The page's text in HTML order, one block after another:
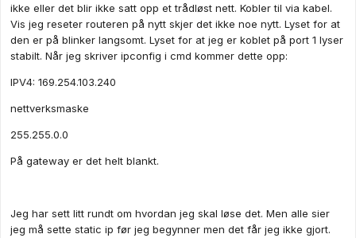
ikke eller det blir ikke satt opp et trådløst nett. Kobler til via kabel.
Vis jeg reseter routeren på nytt skjer det ikke noe nytt. Lyset for at
den er på blinker langsomt. Lyset for at jeg er koblet på port 1 lyser
stabilt. Når jeg skriver ipconfig i cmd kommer dette opp:
IPV4: 169.254.103.240
nettverksmaske
255.255.0.0
På gateway er det helt blankt.
Jeg har sett litt rundt om hvordan jeg skal løse det. Men alle sier
jeg må sette static ip før jeg begynner men det får jeg ikke gjort.